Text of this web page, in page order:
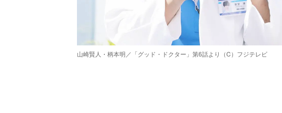
山崎賢人・柄本明／「グッド・ドクター」第6話より（C）フジテレビ